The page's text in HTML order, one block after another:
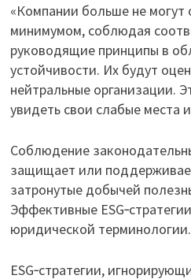
«Компании больше не могут
минимумом, соблюдая
руководящие принципы в
устойчивости. Их будут
нейтральные организации.
увидеть свои слабые места
Соблюдение
защищает или
затронутые добычей
Эффективные
юридической терминологии.
ESG‑стратегии,